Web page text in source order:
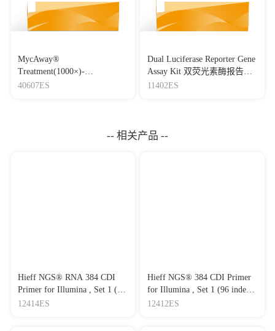
MycAway®
Treatment(1000×)-
Mycoplasma Elimination
40607ES
Dual Luciferase Reporter Gene
Assay Kit 双荧光素酶报告基
因检测试剂盒
11402ES
-- 相关产品 --
Hieff NGS® RNA 384 CDI
Primer for Illumina , Set 1 (96
index)/384 illumina管式接
12414ES
Hieff NGS® 384 CDI Primer
for Illumina , Set 1 (96 index)
384 种CDI 引物接头 - 适用于
12412ES